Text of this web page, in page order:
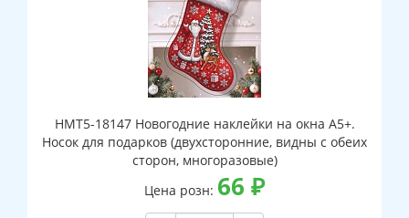
НМТ5-18147 Новогодние наклейки на окна А5+.
Носок для подарков (двухсторонние, видны с обеих
сторон, многоразовые)
Цена розн: 66 ₽